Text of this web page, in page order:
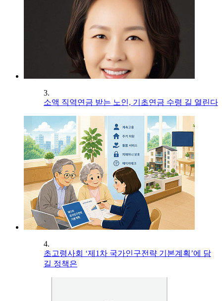
3.
소액 직역연금 받는 노인, 기초연금 수령 길 열린다
4.
초고령사회 ‘제1차 국가인구전략 기본계획’에 담
길 정책은